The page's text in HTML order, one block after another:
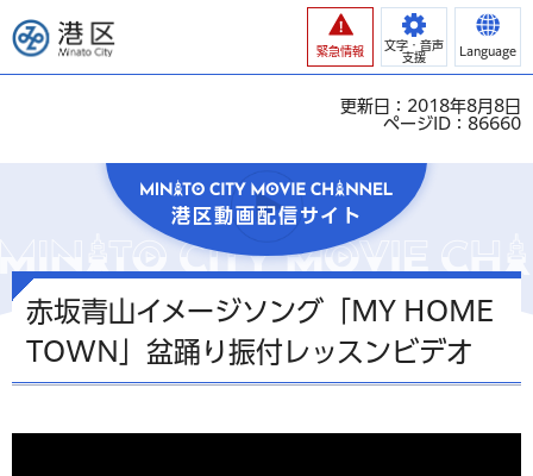
港区
緊急情報
文字・音声
支援
Language
更新日：2018年8月8日
ページID：86660
港区動画配信サイト
赤坂青山イメージソング「MY HOME
TOWN」盆踊り振付レッスンビデオ